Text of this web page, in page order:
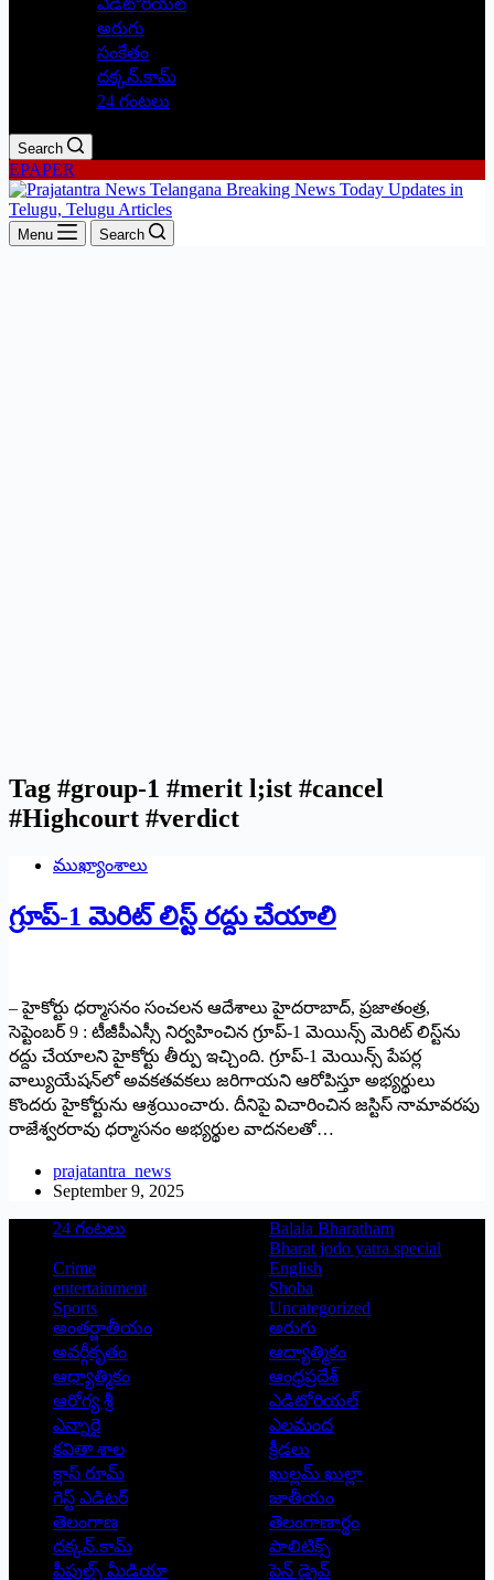
ఎడిటోరియల్
అరుగు
సంకేతం
దక్కన్.కామ్
24 గంటలు
Search
EPAPER
Menu Search
Tag #group-1 #merit l;ist #cancel
#Highcourt #verdict
ముఖ్యాంశాలు
గ్రూప్‌-1 మెరిట్‌ లిస్ట్‌ రద్దు చేయాలి
– హైకోర్టు ధర్మాసనం సంచలన ఆదేశాలు హైదరాబాద్‌, ప్రజాతంత్ర,
సెప్టెంబర్‌ 9 : టీజీపీఎస్సీ నిర్వహించిన గ్రూప్‌-1 మెయిన్స్‌ మెరిట్‌ లిస్ట్‌ను
రద్దు చేయాలని హైకోర్టు తీర్పు ఇచ్చింది. గ్రూప్‌-1 మెయిన్స్‌ పేపర్ల
వాల్యుయేషన్‌లో అవకతవకలు జరిగాయని ఆరోపిస్తూ అభ్యర్థులు
కొందరు హైకోర్టును ఆశ్రయించారు. దీనిపై విచారించిన జస్టిస్‌ నామావరపు
రాజేశ్వరరావు ధర్మాసనం అభ్యర్థుల వాదనలతో…
prajatantra_news
September 9, 2025
24 గంటలు
Balala Bharatham
Bharat jodo yatra special
Crime
English
entertainment
Shoba
Sports
Uncategorized
అంతర్జాతీయం
అరుగు
అవర్గీకృతం
ఆద్యాత్మికం
ఆధ్యాత్మికం
ఆంధ్రప్రదేశ్
ఆరోగ్య శ్రీ
ఎడిటోరియల్
ఎన్నారై
ఎలమంద
కవితా శాల
క్రీడలు
క్లాస్ రూమ్
ఖుల్లమ్ ఖుల్లా
గెస్ట్ ఎడిటర్
జాతీయం
తెలంగాణ
తెలంగాణార్థం
దక్కన్.కామ్
పాలిటిక్స్
పీపుల్స్ ‌మీడియా
పెన్ డ్రైవ్